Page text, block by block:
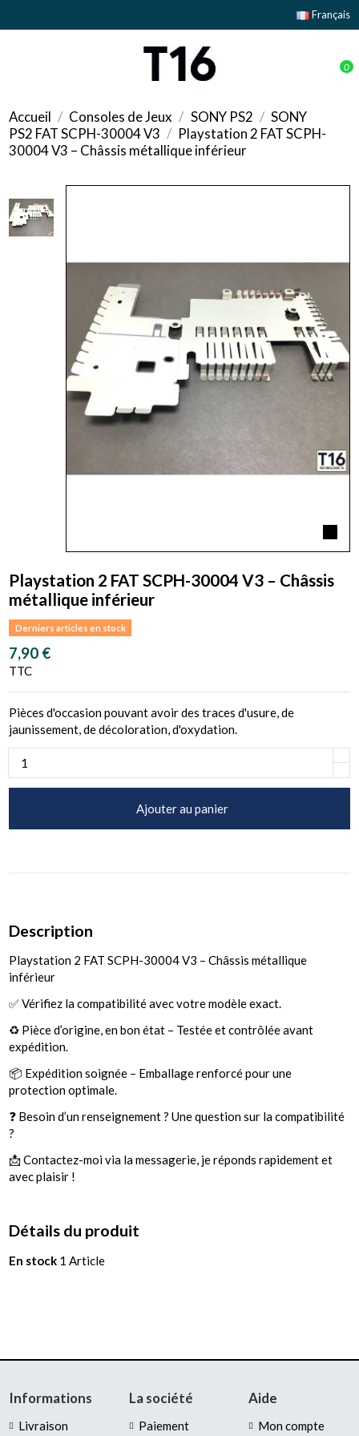
Français
0
Accueil Consoles de Jeux SONY PS2
SONY
PS2 FAT SCPH-30004 V3
Playstation 2 FAT SCPH-
30004 V3 – Châssis métallique inférieur
Playstation 2 FAT SCPH-30004 V3 – Châssis
métallique inférieur
Derniers articles en stock
7,90 €
TTC
Pièces d'occasion pouvant avoir des traces d'usure, de
jaunissement, de décoloration, d'oxydation.
Ajouter au panier
Description
Playstation 2 FAT SCPH-30004 V3 – Châssis métallique
inférieur
✅ Vérifiez la compatibilité avec votre modèle exact.
♻️ Pièce d’origine, en bon état – Testée et contrôlée avant
expédition.
📦 Expédition soignée – Emballage renforcé pour une
protection optimale.
❓ Besoin d’un renseignement ? Une question sur la compatibilité
?
📩 Contactez-moi via la messagerie, je réponds rapidement et
avec plaisir !
Détails du produit
En stock 1 Article
Informations
Livraison
La société
Paiement
Aide
Mon compte